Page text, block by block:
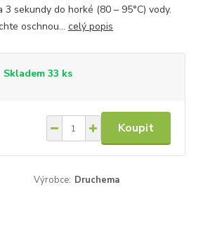
sekundy do horké (80 – 95°C) vody.
oschnou... celý popis
Skladem 33 ks
Koupit
Výrobce: Druchema